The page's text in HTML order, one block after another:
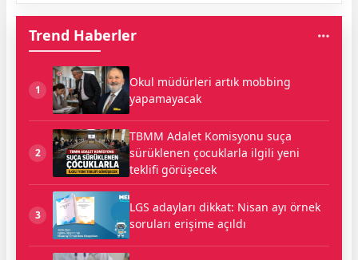
Trend Haberler
1
Okul müdürleri artık mobbing
yapamayacak
2
TBMM Adalet Komisyonu suça
sürüklenen çocuklarla ilgili yeni
teklifi görüşecek
3
LGS adayları dikkat: Nisan ayı örnek
soruları erişime açıldı